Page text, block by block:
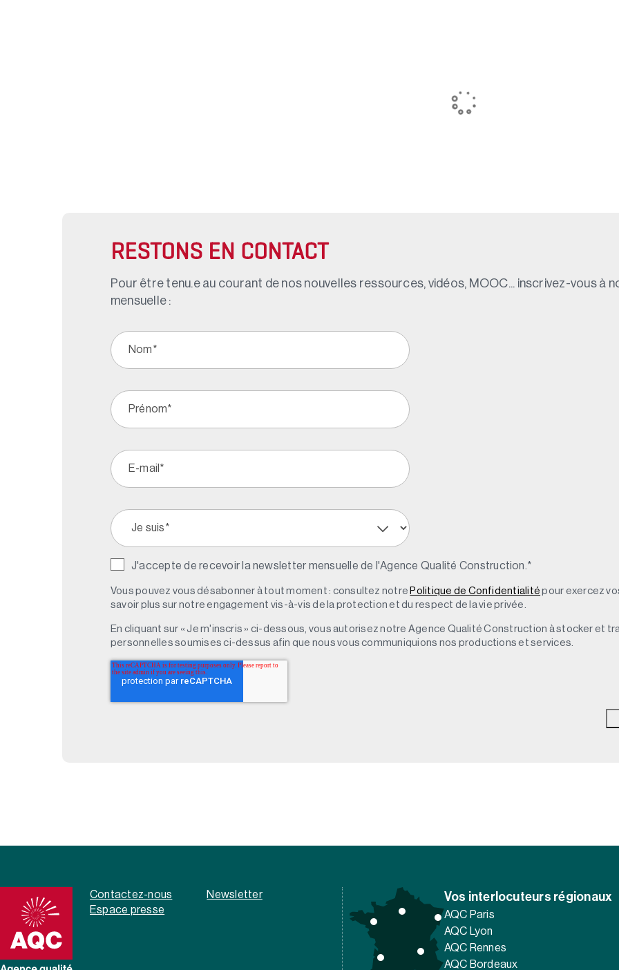
RESTONS EN CONTACT
Pour être tenu.e au courant de nos nouvelles ressources, vidéos, MOOC... inscrivez-vous à
mensuelle :
J'accepte de recevoir la newsletter mensuelle de l'Agence Qualité Construction.*
Vous pouvez vous désabonner à tout moment : consultez notre Politique de Confidentialité pour exercez
savoir plus sur notre engagement vis-à-vis de la protection et du respect de la vie privée.
En cliquant sur « Je m'inscris » ci-dessous, vous autorisez notre Agence Qualité Construction à stocker et
personnelles soumises ci-dessus afin que nous vous communiquions nos productions et services.
Contactez-nous
Newsletter
Espace presse
Vos interlocuteurs régionaux
AQC Paris
AQC Lyon
AQC Rennes
AQC Bordeaux